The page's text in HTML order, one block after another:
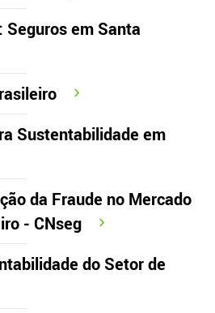
em Santa
Sustentabilidade em
da Fraude no Mercado
- CNseg
do Setor de